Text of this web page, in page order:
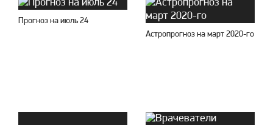
Прогноз на июль 24
Астропрогноз на март 2020-го